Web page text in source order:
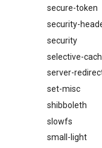
secure-token
security-
security
selective-
server-
set-misc
shibboleth
slowfs
small-light